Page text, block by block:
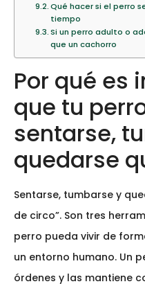
Qué hacer si el perro
tiempo
Si un perro adulto o
que un cachorro
Por qué es
que tu
sentarse,
quedarse
Sentarse, tumbarse y
de circo”. Son tres
perro pueda vivir de
un entorno humano. Un
órdenes y las mantiene